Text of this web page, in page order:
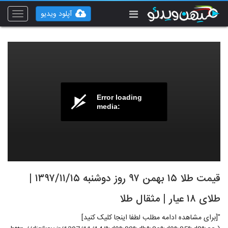
Toggle
آپلود ویدیو
Error loading
media:
قیمت طلا ۱۵ بهمن ۹۷ روز دوشنبه ۱۳۹۷/۱۱/۱۵ |
طلای ۱۸ عیار | مثقال طلا
"[برای مشاهده ادامه مطلب لطفا اینجا کلیک کنید]